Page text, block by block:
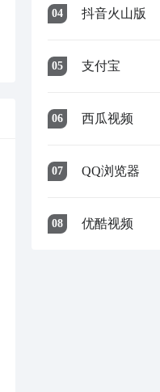
04 抖音火山版
05 支付宝
06 西瓜视频
07 QQ浏览器
08 优酷视频